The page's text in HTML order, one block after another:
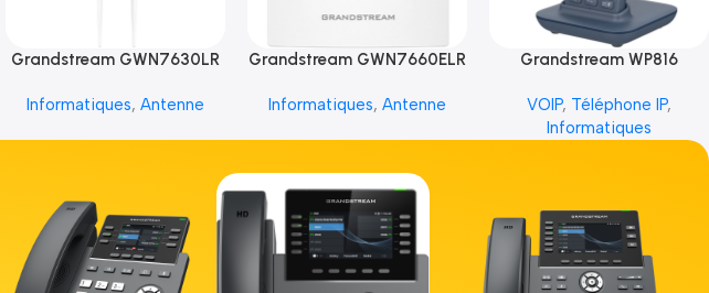
Grandstream GWN7630LR
Informatiques, Antenne
Grandstream GWN7660ELR
Informatiques, Antenne
Grandstream WP816
VOIP, Téléphone IP,
Informatiques